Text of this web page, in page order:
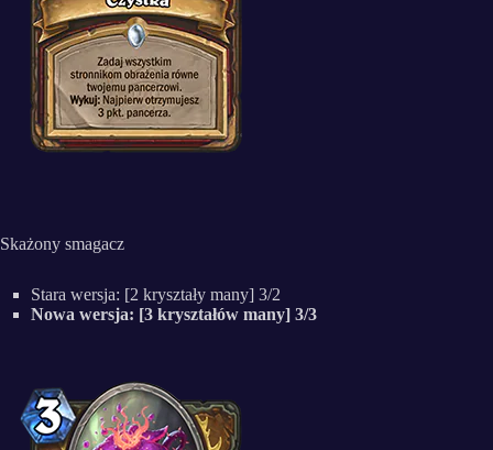
Skażony smagacz
Stara wersja: [2 kryształy many] 3/2
Nowa wersja: [3 kryształów many] 3/3